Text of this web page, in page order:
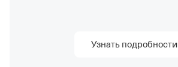
Узнать подробности